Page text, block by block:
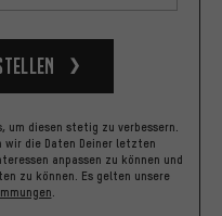
um diesen stetig zu verbessern.
wir die Daten Deiner letzten
anpassen zu können und
zu können. Es gelten unsere
.